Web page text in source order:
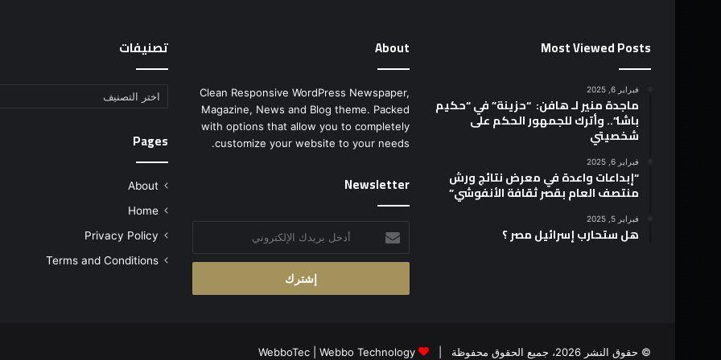
Most Viewed Posts
فبراير 6, 2025
ماجدة منير لـ هافن: “حزينة” في “حكيم
باشا”.. وأترك للجمهور الحكم على
شخصيتي
فبراير 6, 2025
“إبداعات واعدة في معرض نتائج ورش
منتصف العام بقصر ثقافة الأنفوشي”
فبراير 5, 2025
هل ستحارب إسرائيل مصر ؟
About
Clean Responsive WordPress Newspaper,
Magazine, News and Blog theme. Packed
with options that allow you to completely
customize your website to your needs.
Newsletter
بريدك
الإلكتروني
تصنيفات
تصنيفات
Pages
About
Home
Privacy Policy
Terms and Conditions
© حقوق النشر 2026، جميع الحقوق محفوظة | WebboTec Webbo Technology